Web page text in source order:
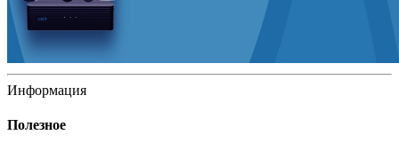
Информация
Полезное